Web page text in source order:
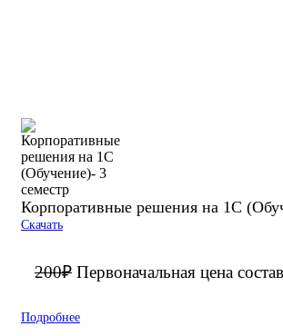
Корпоративные решения на 1С
Скачать
200₽ Первоначальная цена
Подробнее